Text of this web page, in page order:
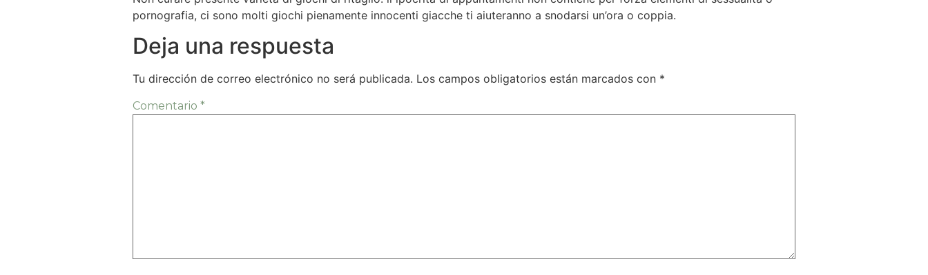
pornografia, ci sono molti giochi pienamente innocenti giacche ti aiuteranno a snodarsi un’ora o coppia.
Deja una respuesta
Tu dirección de correo electrónico no será publicada. Los campos obligatorios están marcados con *
Comentario *